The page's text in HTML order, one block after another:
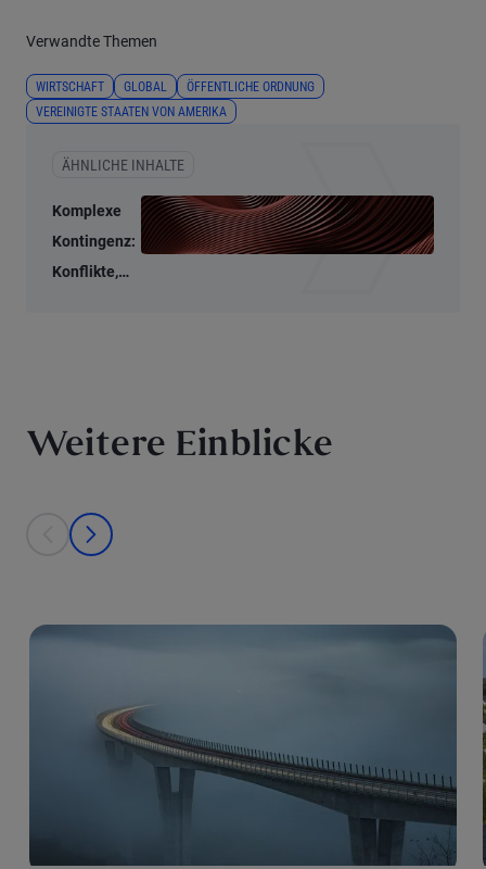
Verwandte Themen
WIRTSCHAFT GLOBAL
ÖFFENTLICHE ORDNUNG
VEREINIGTE STAATEN VON AMERIKA
ÄHNLICHE INHALTE
Komplexe
Kontingenz:
Konflikte,
Weitere Einblicke
This is a carousel with individual cards. Use the previous and next
prev
next